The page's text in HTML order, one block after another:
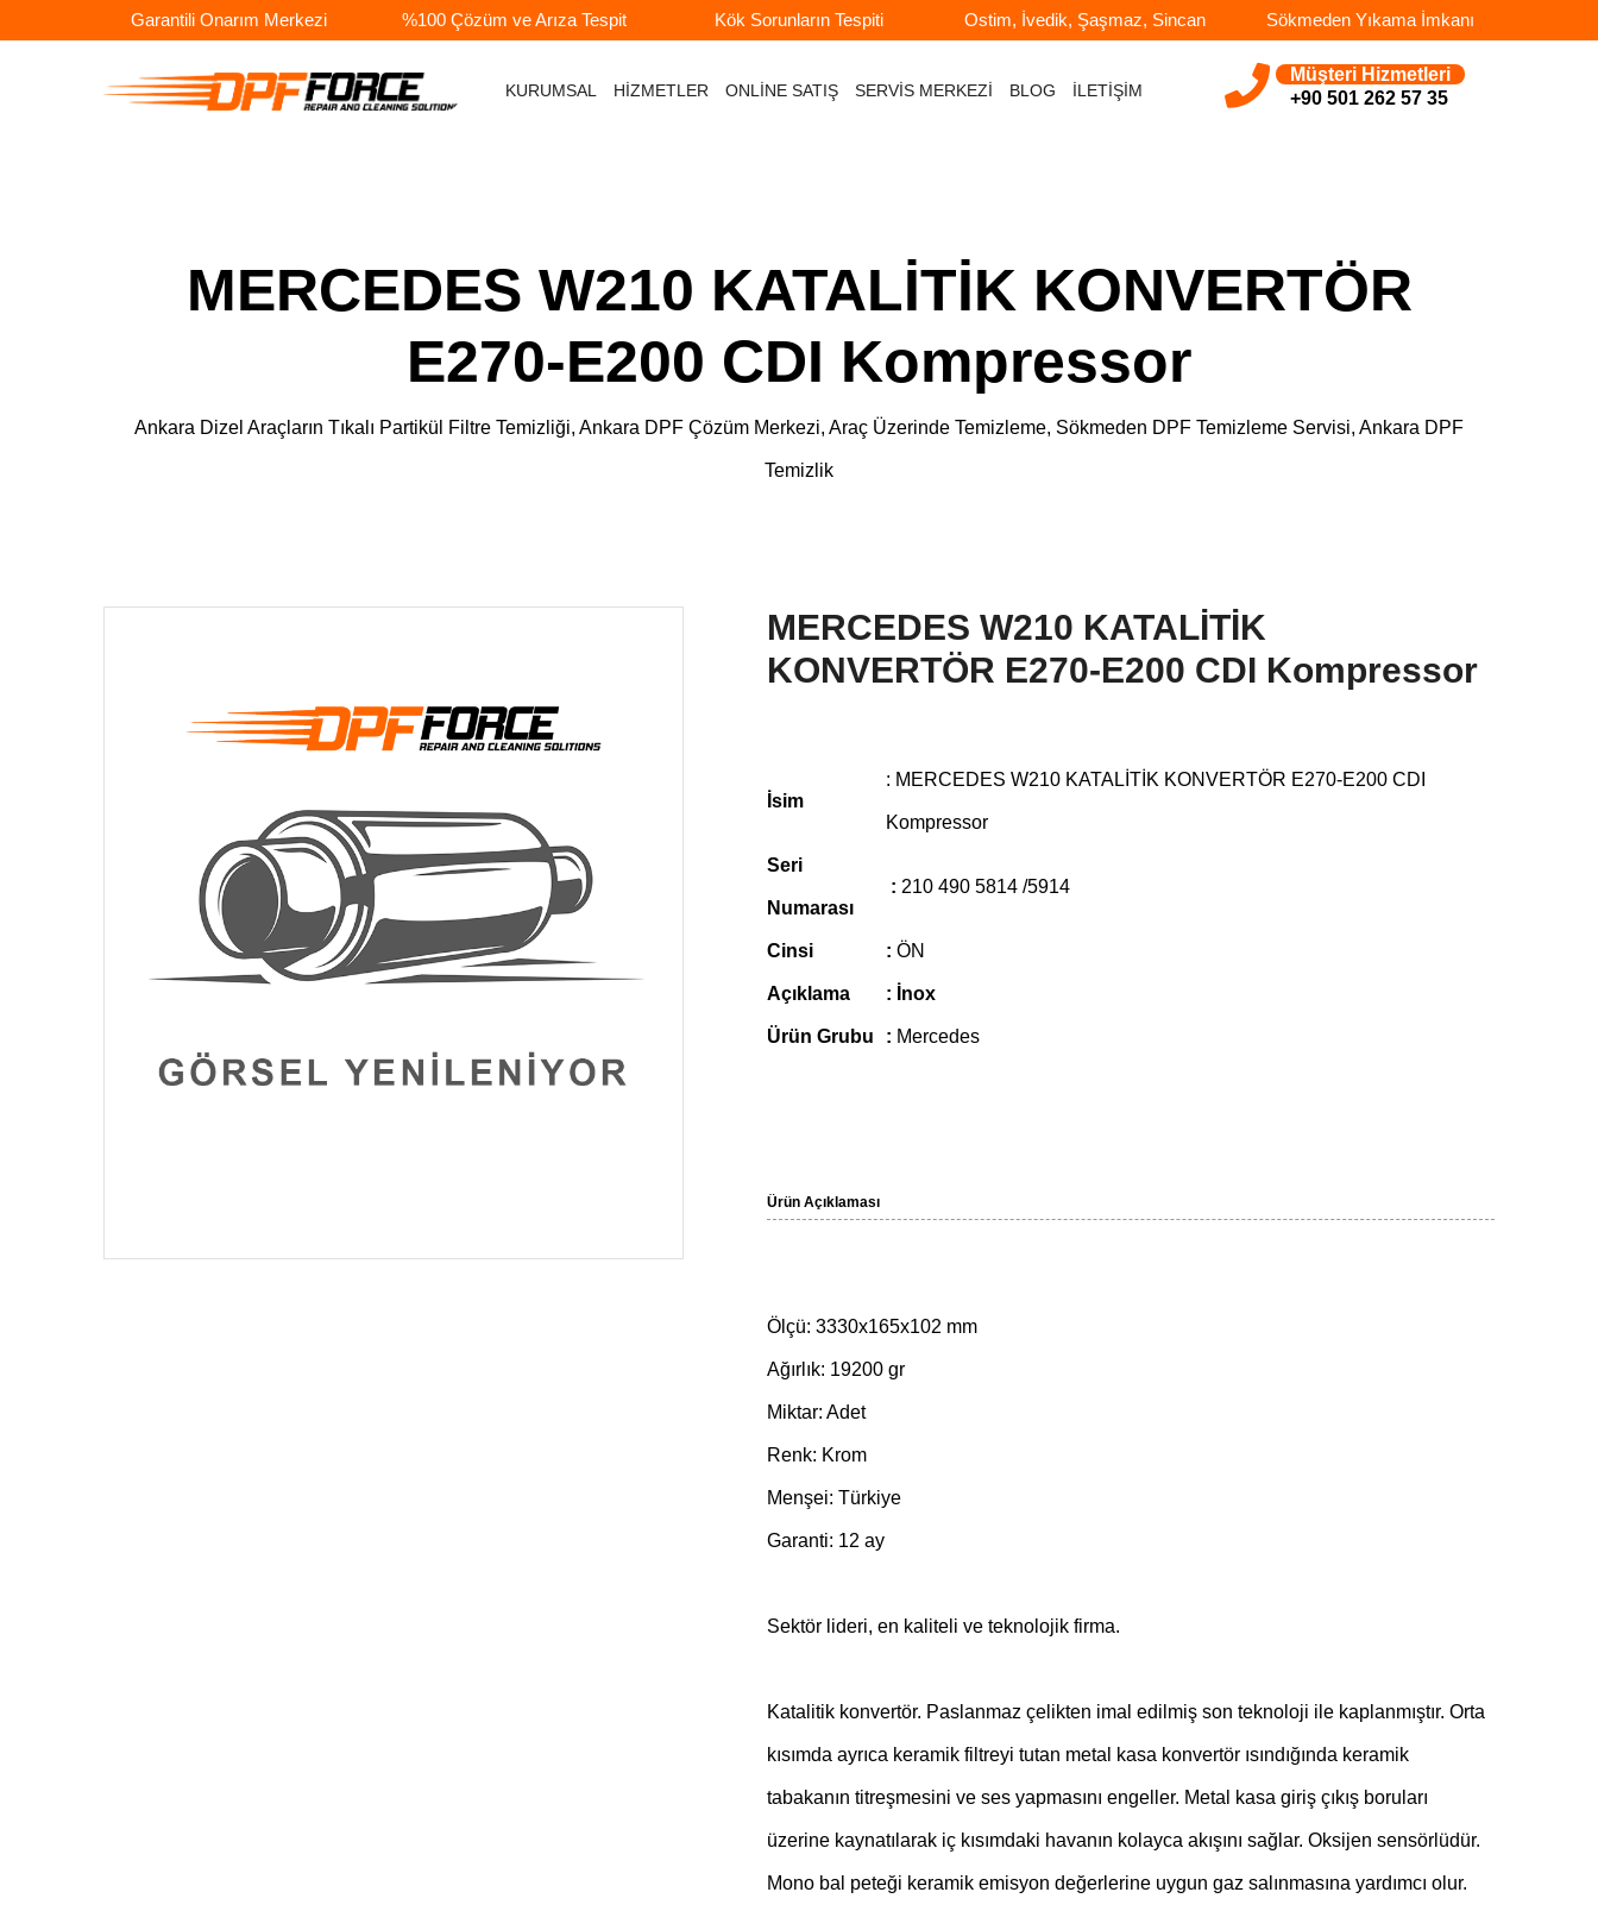
Garantili Onarım Merkezi %100 Çözüm ve Arıza Tespit Kök Sorunların Tespiti Ostim, İvedik, Şaşmaz, Sincan Sökmeden Yıkama İmkanı
KURUMSAL HİZMETLER ONLİNE SATIŞ SERVİS MERKEZİ BLOG İLETİŞİM
Müşteri Hizmetleri
+90 501 262 57 35
MERCEDES W210 KATALİTİK KONVERTÖR
E270-E200 CDI Kompressor
Ankara Dizel Araçların Tıkalı Partikül Filtre Temizliği, Ankara DPF Çözüm Merkezi, Araç Üzerinde Temizleme, Sökmeden DPF Temizleme Servisi, Ankara DPF
Temizlik
MERCEDES W210 KATALİTİK
KONVERTÖR E270-E200 CDI Kompressor
İsim
: MERCEDES W210 KATALİTİK KONVERTÖR E270-E200 CDI
Kompressor
Seri
Numarası
: 210 490 5814 /5914
Cinsi : ÖN
Açıklama : İnox
Ürün Grubu : Mercedes
Ürün Açıklaması
Ölçü: 3330x165x102 mm
Ağırlık: 19200 gr
Miktar: Adet
Renk: Krom
Menşei: Türkiye
Garanti: 12 ay
Sektör lideri, en kaliteli ve teknolojik firma.
Katalitik konvertör. Paslanmaz çelikten imal edilmiş son teknoloji ile kaplanmıştır. Orta
kısımda ayrıca keramik filtreyi tutan metal kasa konvertör ısındığında keramik
tabakanın titreşmesini ve ses yapmasını engeller. Metal kasa giriş çıkış boruları
üzerine kaynatılarak iç kısımdaki havanın kolayca akışını sağlar. Oksijen sensörlüdür.
Mono bal peteği keramik emisyon değerlerine uygun gaz salınmasına yardımcı olur.